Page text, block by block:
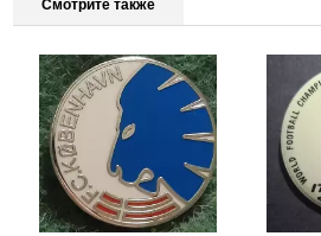
Смотрите также